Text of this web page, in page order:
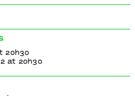
en résidence
20h30
at 20h30